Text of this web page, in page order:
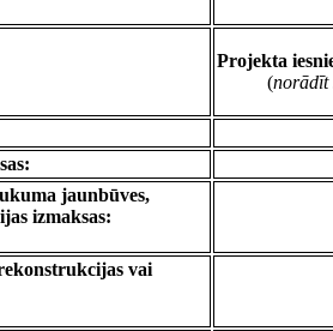
Projekta
(norādīt
jaunbūves,
izmaksas:
vai